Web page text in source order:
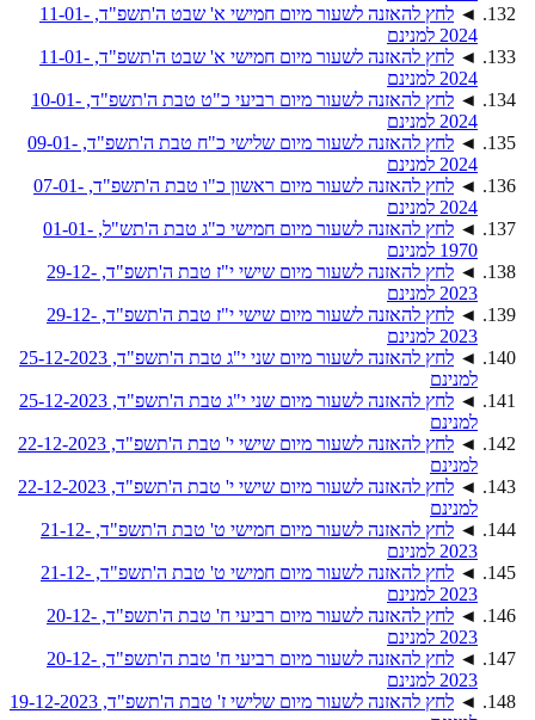
◄
לחץ להאזנה לשעור מיום חמישי א' שבט ה'תשפ"ד, 11-01-
2024 למנינם
◄
לחץ להאזנה לשעור מיום חמישי א' שבט ה'תשפ"ד, 11-01-
2024 למנינם
◄
לחץ להאזנה לשעור מיום רביעי כ"ט טבת ה'תשפ"ד, 10-01-
2024 למנינם
◄
לחץ להאזנה לשעור מיום שלישי כ"ח טבת ה'תשפ"ד, 09-01-
2024 למנינם
◄
לחץ להאזנה לשעור מיום ראשון כ"ו טבת ה'תשפ"ד, 07-01-
2024 למנינם
◄
לחץ להאזנה לשעור מיום חמישי כ"ג טבת ה'תש"ל, 01-01-
1970 למנינם
◄
לחץ להאזנה לשעור מיום שישי י"ז טבת ה'תשפ"ד, 29-12-
2023 למנינם
◄
לחץ להאזנה לשעור מיום שישי י"ז טבת ה'תשפ"ד, 29-12-
2023 למנינם
◄
לחץ להאזנה לשעור מיום שני י"ג טבת ה'תשפ"ד, 25-12-2023
למנינם
◄
לחץ להאזנה לשעור מיום שני י"ג טבת ה'תשפ"ד, 25-12-2023
למנינם
◄
לחץ להאזנה לשעור מיום שישי י' טבת ה'תשפ"ד, 22-12-2023
למנינם
◄
לחץ להאזנה לשעור מיום שישי י' טבת ה'תשפ"ד, 22-12-2023
למנינם
◄
לחץ להאזנה לשעור מיום חמישי ט' טבת ה'תשפ"ד, 21-12-
2023 למנינם
◄
לחץ להאזנה לשעור מיום חמישי ט' טבת ה'תשפ"ד, 21-12-
2023 למנינם
◄
לחץ להאזנה לשעור מיום רביעי ח' טבת ה'תשפ"ד, 20-12-
2023 למנינם
◄
לחץ להאזנה לשעור מיום רביעי ח' טבת ה'תשפ"ד, 20-12-
2023 למנינם
◄
לחץ להאזנה לשעור מיום שלישי ז' טבת ה'תשפ"ד, 19-12-2023